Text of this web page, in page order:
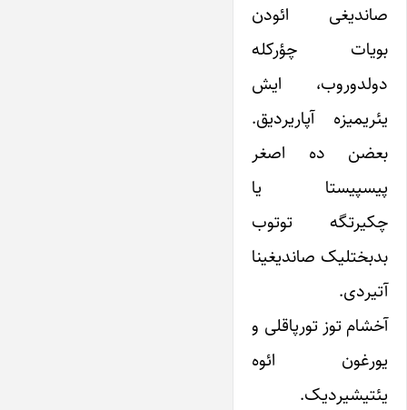
صاندیغی ائودن
بویات چؤرکله
دولدوروب، ایش
یئریمیزه آپاریردیق.
بعضن ده اصغر
پیسپیستا یا
چکیرتگه توتوب
بدبختلیک صاندیغینا
آتیردی.
آخشام توز تورپاقلی و
یورغون ائوه
یئتیشیردیک.